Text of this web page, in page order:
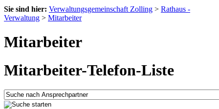
Sie sind hier: Verwaltungsgemeinschaft Zolling > Rathaus -
Verwaltung > Mitarbeiter
Mitarbeiter
Mitarbeiter-Telefon-Liste